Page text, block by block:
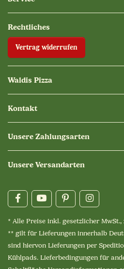
Rechtliches
Vertrag widerrufen
Waldis Pizza
Kontakt
Unsere Zahlungsarten
Unsere Versandarten
* Alle Preise inkl. gesetzlicher MwSt.,
** gilt für Lieferungen innerhalb
sind hiervon Lieferungen per
Kühlpads. Lieferbedingungen für